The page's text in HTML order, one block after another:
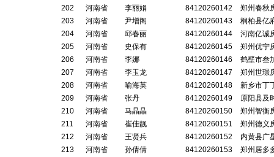
202
河南省 李丽娟 84120260142
郑州春秋
203
河南省 尹增阁 84120260143
桐柏县亿
204
河南省 邱春丽 84120260144
河南亿诚
205
河南省 史保有 84120260145
郑州优宁
206
河南省 李娜 84120260146
鹤壁市叁
207
河南省 李玉龙 84120260147
郑州世璟
208
河南省 喻海英 84120260148
新乡市丁
209
河南省 张丹 84120260149
原阳县及
210
河南省 马晶晶 84120260150
郑州智衡
211
河南省 崔佳靓 84120260151
郑州德义
212
河南省 王贤兵 84120260152
内黄县广
213
河南省 孙倩倩 84120260153
郑州居多